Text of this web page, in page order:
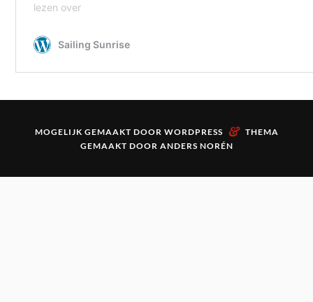
MOGELIJK GEMAAKT DOOR WORDPRESS & THEMA
GEMAAKT DOOR ANDERS NORÉN